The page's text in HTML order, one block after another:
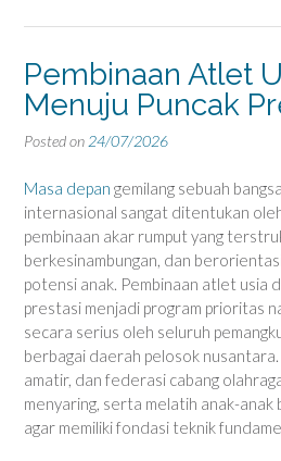
Pembinaan Atlet
Menuju Puncak
Posted on 24/07/2026
Masa depan gemilang sebuah
internasional sangat ditentukan
pembinaan akar rumput yang
berkesinambungan, dan
potensi anak. Pembinaan atlet usia
prestasi menjadi program prioritas
secara serius oleh seluruh
berbagai daerah pelosok
amatir, dan federasi cabang
menyaring, serta melatih anak-anak
agar memiliki fondasi teknik